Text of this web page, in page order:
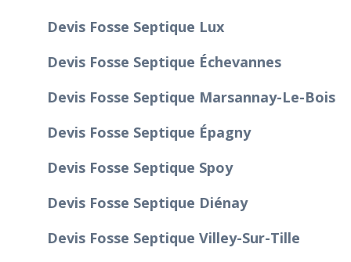
Devis Fosse Septique Lux
Devis Fosse Septique Échevannes
Devis Fosse Septique Marsannay-Le-Bois
Devis Fosse Septique Épagny
Devis Fosse Septique Spoy
Devis Fosse Septique Diénay
Devis Fosse Septique Villey-Sur-Tille